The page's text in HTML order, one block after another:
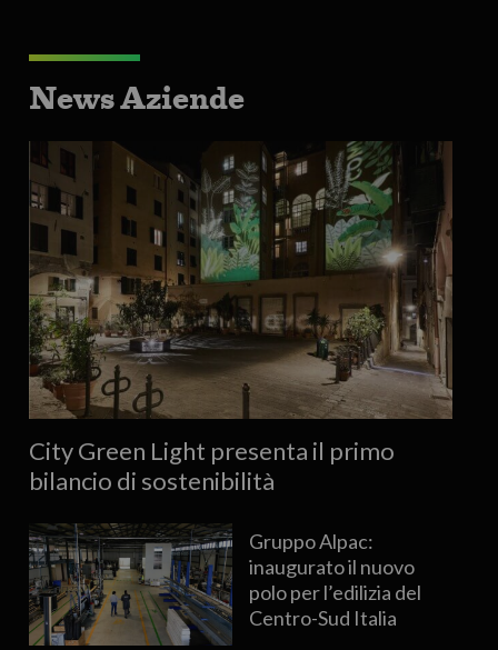
News Aziende
City Green Light presenta il primo
bilancio di sostenibilità
Gruppo Alpac:
inaugurato il nuovo
polo per l’edilizia del
Centro-Sud Italia